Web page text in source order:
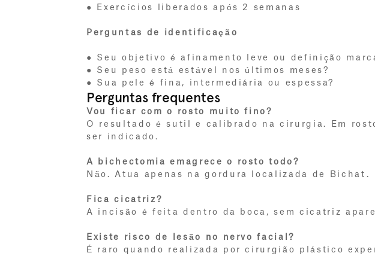
● Exercícios liberados após 2 semanas
Perguntas de identificação
● Seu objetivo é afinamento leve ou definição
● Seu peso está estável nos últimos meses?
● Sua pele é fina, intermediária ou espessa?
Perguntas frequentes
Vou ficar com o rosto muito fino?
O resultado é sutil e calibrado na cirurgia. Em
ser indicado.
A bichectomia emagrece o rosto todo?
Não. Atua apenas na gordura localizada de Bichat.
Fica cicatriz?
A incisão é feita dentro da boca, sem cicatriz
Existe risco de lesão no nervo facial?
É raro quando realizada por cirurgião plástico